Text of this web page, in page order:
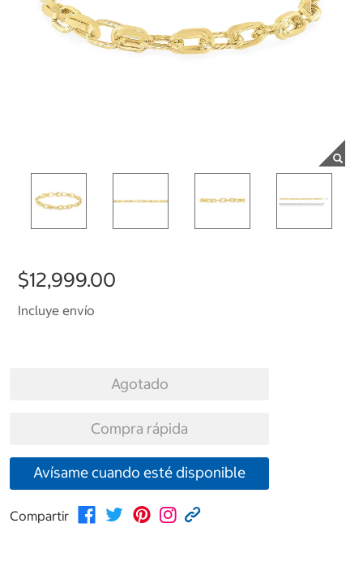
$12,999.00
Incluye envío
Agotado
Compra rápida
Avísame cuando esté disponible
Compartir